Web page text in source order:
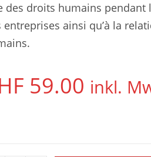
des droits humains pendant
entreprises ainsi qu’à la
59.00 inkl.